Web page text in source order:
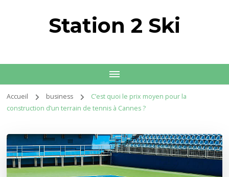
Station 2 Ski
Accueil business
C’est quoi le prix moyen pour la
construction d’un terrain de tennis à Cannes ?